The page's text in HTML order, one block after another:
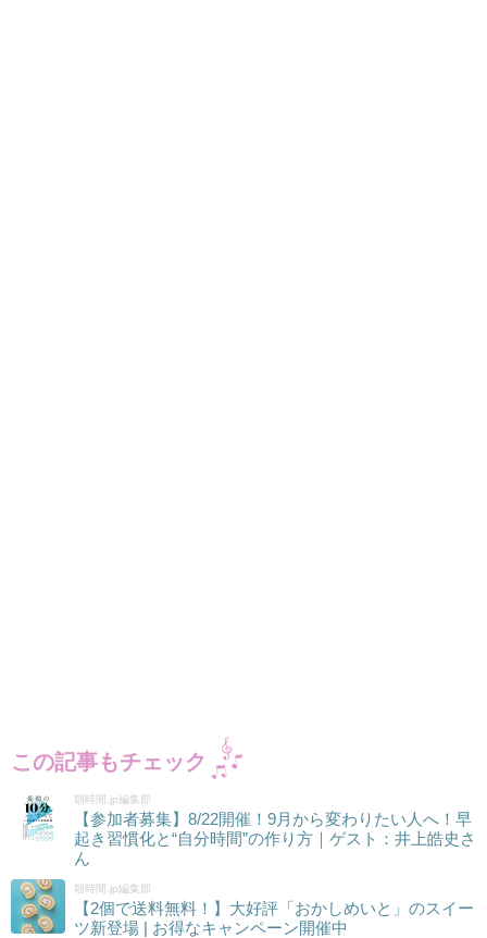
この記事もチェック
朝時間.jp編集部
【参加者募集】8/22開催！9月から変わりたい人へ！早
起き習慣化と“自分時間”の作り方｜ゲスト：井上皓史さ
ん
朝時間.jp編集部
【2個で送料無料！】大好評「おかしめいと」のスイー
ツ新登場 | お得なキャンペーン開催中